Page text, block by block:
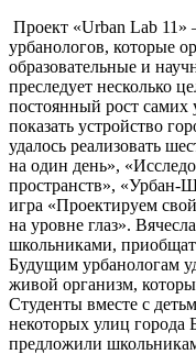
Проект «Urban Lab 11»
урбанологов, которые
образовательные и
преследует несколько
постоянный рост самих
показать устройство
удалось реализовать
на один день»,
пространств», «Урбан-
игра «Проектируем
на уровне глаз».
школьниками,
Будущим урбанологам
живой организм,
Студенты вместе с
некоторых улиц города
предложили